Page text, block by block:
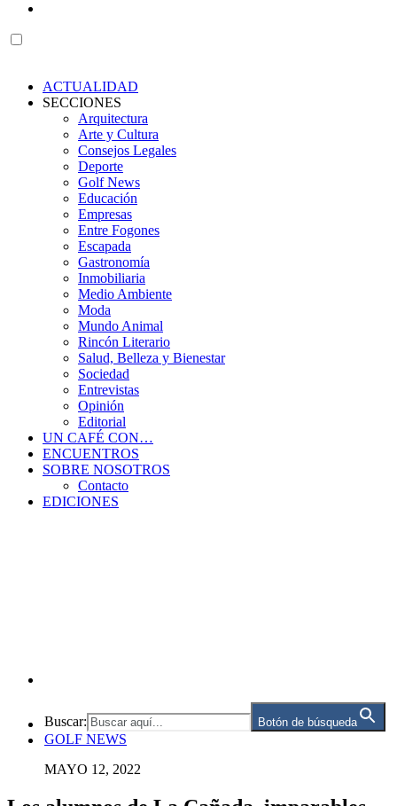
ACTUALIDAD
SECCIONES
Arquitectura
Arte y Cultura
Consejos Legales
Deporte
Golf News
Educación
Empresas
Entre Fogones
Escapada
Gastronomía
Inmobiliaria
Medio Ambiente
Moda
Mundo Animal
Rincón Literario
Salud, Belleza y Bienestar
Sociedad
Entrevistas
Opinión
Editorial
UN CAFÉ CON…
ENCUENTROS
SOBRE NOSOTROS
Contacto
EDICIONES
Buscar: Botón de búsqueda
GOLF NEWS
MAYO 12, 2022